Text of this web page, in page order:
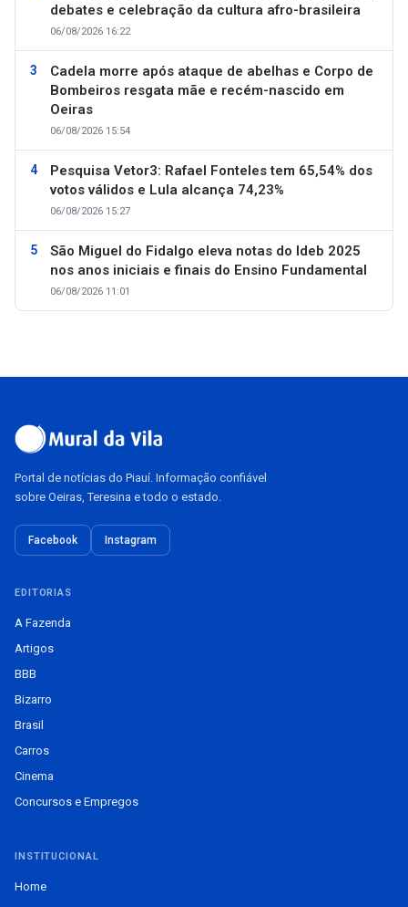
debates e celebração da cultura afro-brasileira
06/08/2026 16:22
Cadela morre após ataque de abelhas e Corpo de
Bombeiros resgata mãe e recém-nascido em
Oeiras
06/08/2026 15:54
Pesquisa Vetor3: Rafael Fonteles tem 65,54% dos
votos válidos e Lula alcança 74,23%
06/08/2026 15:27
São Miguel do Fidalgo eleva notas do Ideb 2025
nos anos iniciais e finais do Ensino Fundamental
06/08/2026 11:01
Portal de notícias do Piauí. Informação confiável
sobre Oeiras, Teresina e todo o estado.
Facebook Instagram
EDITORIAS
A Fazenda
Artigos
BBB
Bizarro
Brasil
Carros
Cinema
Concursos e Empregos
INSTITUCIONAL
Home